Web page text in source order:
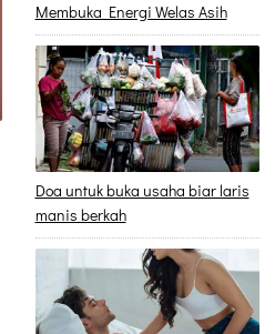
Membuka Energi Welas Asih
Doa untuk buka usaha biar laris
manis berkah